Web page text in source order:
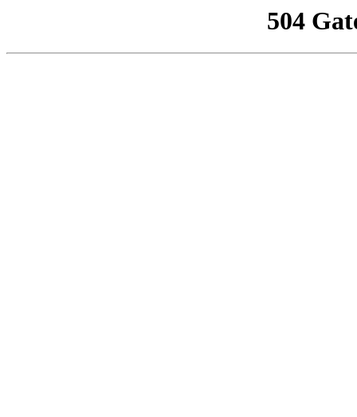
504